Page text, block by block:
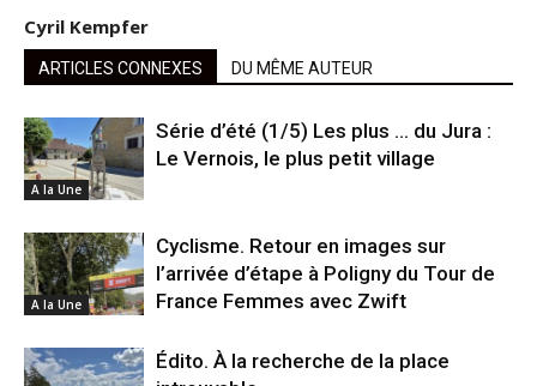
Cyril Kempfer
ARTICLES CONNEXES DU MÊME AUTEUR
A la Une
Série d’été (1/5) Les plus … du Jura :
Le Vernois, le plus petit village
A la Une
Cyclisme. Retour en images sur
l’arrivée d’étape à Poligny du Tour de
France Femmes avec Zwift
Édito. À la recherche de la place